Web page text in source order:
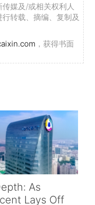
媒及/或相关权利人
转载、摘编、复制及
，获得书面
As
Lays Off